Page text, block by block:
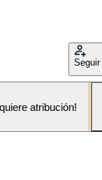
Seguir
atribución!